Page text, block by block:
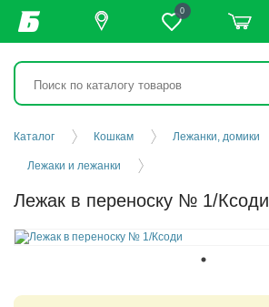
0
Каталог Кошкам Лежанки, домики
Лежаки и лежанки
Лежак в переноску № 1/Ксоди